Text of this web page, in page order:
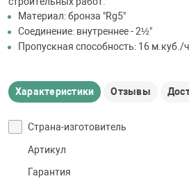
Материал: бронза "Rg5"
Соединение: внутреннее - 2½"
Пропускная способность: 16 м.куб./ч
Характеристики Отзывы
Страна-изготовитель
Артикул
Гарантия